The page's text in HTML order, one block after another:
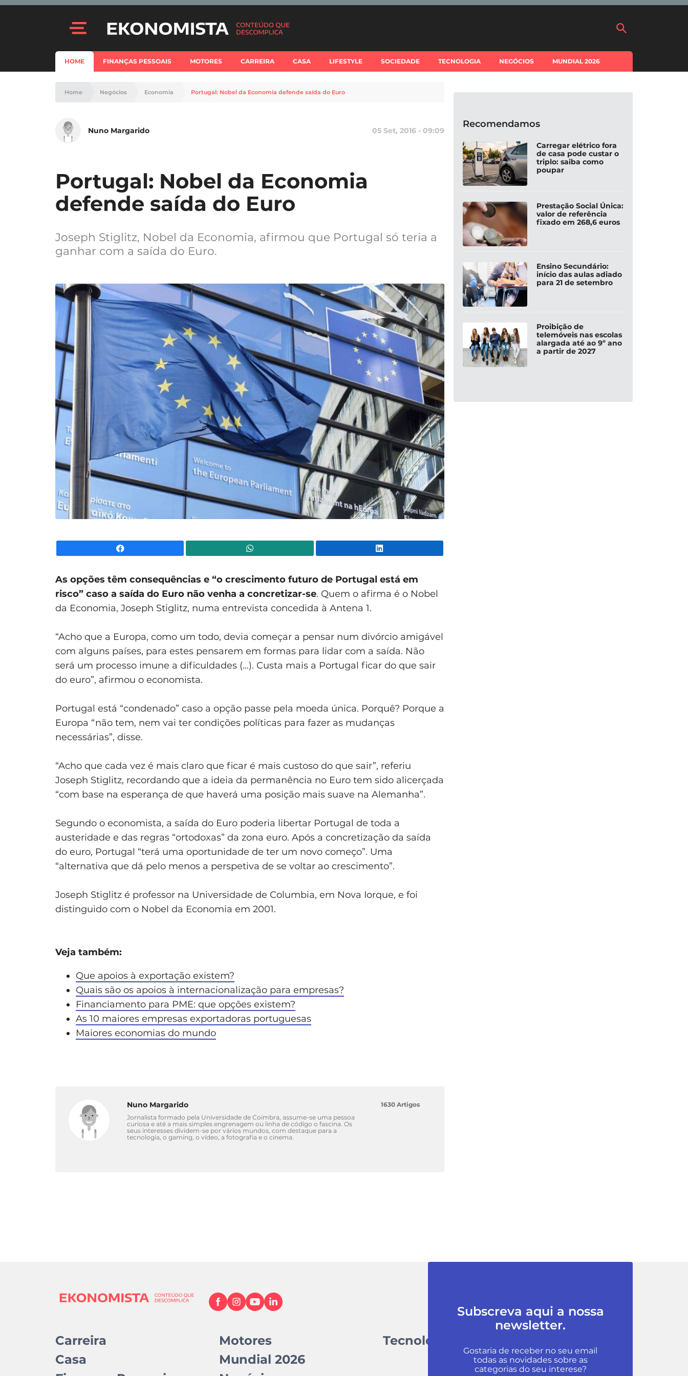
HOME FINANÇAS PESSOAIS MOTORES CARREIRA CASA LIFESTYLE SOCIEDADE TECNOLOGIA NEGÓCIOS MUNDIAL 2026
Home Negócios Economia Portugal: Nobel da Economia defende saída do Euro
Nuno Margarido 05 Set, 2016 - 09:09
Portugal: Nobel da Economia
defende saída do Euro
Joseph Stiglitz, Nobel da Economia, afirmou que Portugal só teria a
ganhar com a saída do Euro.
As opções têm consequências e “o crescimento futuro de Portugal está em
risco” caso a saída do Euro não venha a concretizar-se. Quem o afirma é o Nobel
da Economia, Joseph Stiglitz, numa entrevista concedida à Antena 1.
“Acho que a Europa, como um todo, devia começar a pensar num divórcio amigável
com alguns países, para estes pensarem em formas para lidar com a saída. Não
será um processo imune a dificuldades (…). Custa mais a Portugal ficar do que sair
do euro”, afirmou o economista.
Portugal está “condenado” caso a opção passe pela moeda única. Porquê? Porque a
Europa “não tem, nem vai ter condições políticas para fazer as mudanças
necessárias”, disse.
“Acho que cada vez é mais claro que ficar é mais custoso do que sair”, referiu
Joseph Stiglitz, recordando que a ideia da permanência no Euro tem sido alicerçada
“com base na esperança de que haverá uma posição mais suave na Alemanha”.
Segundo o economista, a saída do Euro poderia libertar Portugal de toda a
austeridade e das regras “ortodoxas” da zona euro. Após a concretização da saída
do euro, Portugal “terá uma oportunidade de ter um novo começo”. Uma
“alternativa que dá pelo menos a perspetiva de se voltar ao crescimento”.
Joseph Stiglitz é professor na Universidade de Columbia, em Nova Iorque, e foi
distinguido com o Nobel da Economia em 2001.
Veja também:
Que apoios à exportação existem?
Quais são os apoios à internacionalização para empresas?
Financiamento para PME: que opções existem?
As 10 maiores empresas exportadoras portuguesas
Maiores economias do mundo
Nuno Margarido
Jornalista formado pela Universidade de Coimbra, assume-se uma pessoa
curiosa e até a mais simples engrenagem ou linha de código o fascina. Os
seus interesses dividem-se por vários mundos, com destaque para a
tecnologia, o gaming, o vídeo, a fotografia e o cinema.
1630 Artigos
Recomendamos
Carregar elétrico fora
de casa pode custar o
triplo: saiba como
poupar
Prestação Social Única:
valor de referência
fixado em 268,6 euros
Ensino Secundário:
início das aulas adiado
para 21 de setembro
Proibição de
telemóveis nas escolas
alargada até ao 9º ano
a partir de 2027
Carreira
Casa
Motores
Mundial 2026
Tecnologia
Subscreva aqui a nossa
newsletter.
Gostaria de receber no seu email
todas as novidades sobre as
categorias do seu interese?